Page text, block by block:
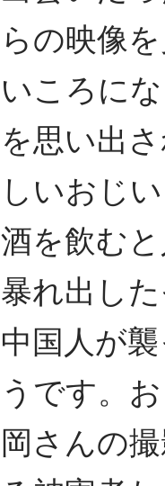
らの映像
いころに
を思い出
しいおじ
酒を飲む
暴れ出し
中国人が
うです。
岡さんの